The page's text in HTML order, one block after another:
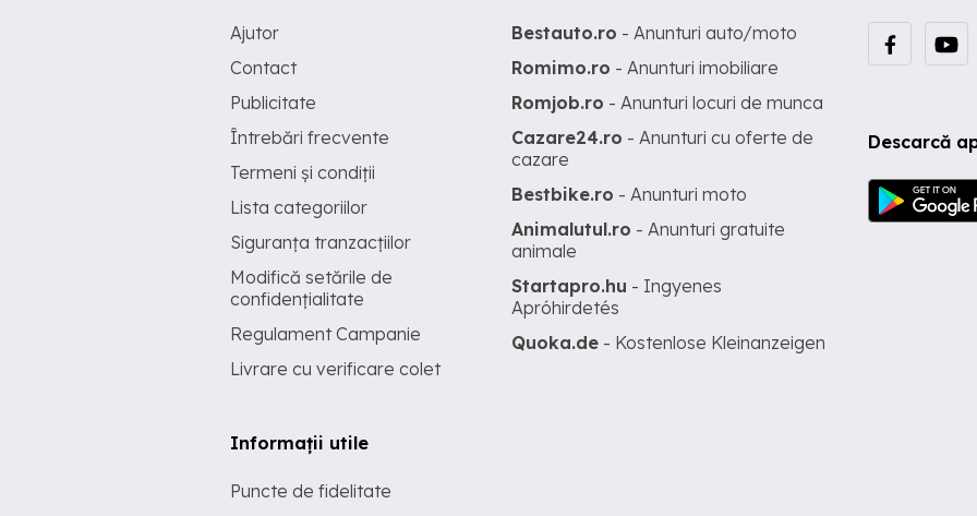
Descarcă
Ajutor
Contact
Publicitate
Întrebări frecvente
Termeni și condiții
Lista categoriilor
Siguranța tranzacțiilor
Modifică setările de
confidențialitate
Regulament Campanie
Livrare cu verificare colet
Informații utile
Puncte de fidelitate
Bestauto.ro - Anunturi auto/moto
Romimo.ro - Anunturi imobiliare
Romjob.ro - Anunturi locuri de munca
Cazare24.ro - Anunturi cu oferte de
cazare
Bestbike.ro - Anunturi moto
Animalutul.ro - Anunturi gratuite
animale
Startapro.hu - Ingyenes
Apróhirdetés
Quoka.de - Kostenlose Kleinanzeigen